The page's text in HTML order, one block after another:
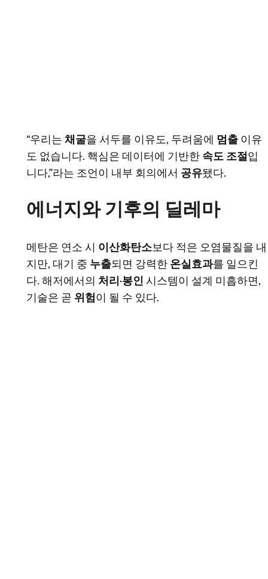
“우리는 채굴을 서두를 이유도, 두려움에 멈출 이유
도 없습니다. 핵심은 데이터에 기반한 속도 조절입
니다,”라는 조언이 내부 회의에서 공유됐다.
에너지와 기후의 딜레마
메탄은 연소 시 이산화탄소보다 적은 오염물질을 내
지만, 대기 중 누출되면 강력한 온실효과를 일으킨
다. 해저에서의 처리·봉인 시스템이 설계 미흡하면,
기술은 곧 위험이 될 수 있다.